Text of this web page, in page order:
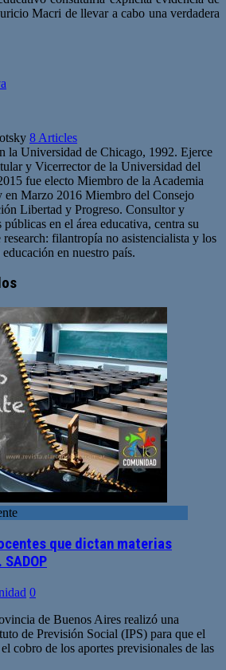
Macri de llevar a cabo una verdadera
8 Articles
la Universidad de Chicago, 1992. Ejerce
y Vicerrector de la Universidad del
fue electo Miembro de la Academia
en Marzo 2016 Miembro del Consejo
Libertad y Progreso. Consultor y
en el área educativa, centra su
research: filantropía no asistencialista y los
en nuestro país.
que dictan materias
0
de Buenos Aires realizó una
de Previsión Social (IPS) para que el
cobro de los aportes previsionales de las